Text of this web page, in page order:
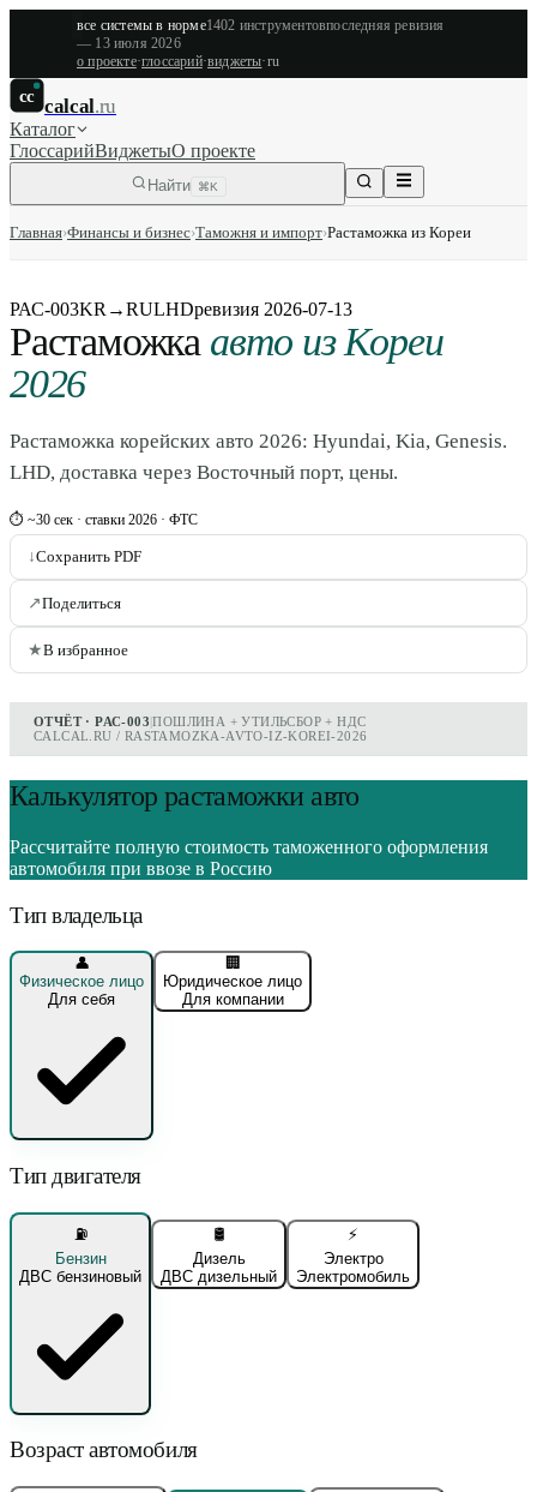
все системы в норме1402 инструментовпоследняя ревизия
— 13 июля 2026
о проекте·глоссарий·виджеты·ru
cc calcal.ru
Каталог
ГлоссарийВиджетыО проекте
Найти ⌘K
Главная›Финансы и бизнес›Таможня и импорт›Растаможка из Кореи
РАС-003KR→RULHDревизия 2026-07-13
Растаможка авто из Кореи
2026
Растаможка корейских авто 2026: Hyundai, Kia, Genesis.
LHD, доставка через Восточный порт, цены.
⏱ ~30 сек · ставки 2026 · ФТС
↓Сохранить PDF
↗Поделиться
★В избранное
ОТЧЁТ · РАС-003|ПОШЛИНА + УТИЛЬСБОР + НДС
CALCAL.RU / RASTAMOZKA-AVTO-IZ-KOREI-2026
Калькулятор растаможки авто
Рассчитайте полную стоимость таможенного оформления
автомобиля при ввозе в Россию
Тип владельца
👤
Физическое лицо
Для себя
🏢
Юридическое лицо
Для компании
Тип двигателя
⛽
Бензин
ДВС бензиновый
🛢️
Дизель
ДВС дизельный
⚡
Электро
Электромобиль
Возраст автомобиля